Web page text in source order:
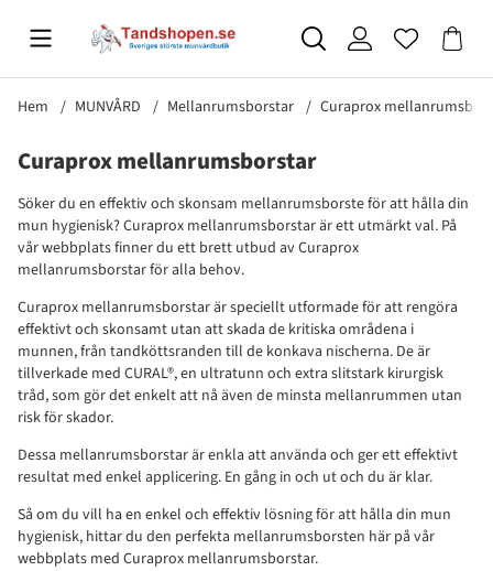
Hem MUNVÅRD Mellanrumsborstar Curaprox
Curaprox mellanrumsborstar
Söker du en effektiv och skonsam mellanrumsborste för att hålla din
mun hygienisk? Curaprox mellanrumsborstar är ett utmärkt val. På
vår webbplats finner du ett brett utbud av Curaprox
mellanrumsborstar för alla behov.
Curaprox mellanrumsborstar är speciellt utformade för att rengöra
effektivt och skonsamt utan att skada de kritiska områdena i
munnen, från tandköttsranden till de konkava nischerna. De är
tillverkade med CURAL®, en ultratunn och extra slitstark kirurgisk
tråd, som gör det enkelt att nå även de minsta mellanrummen utan
risk för skador.
Dessa mellanrumsborstar är enkla att använda och ger ett effektivt
resultat med enkel applicering. En gång in och ut och du är klar.
Så om du vill ha en enkel och effektiv lösning för att hålla din mun
hygienisk, hittar du den perfekta mellanrumsborsten här på vår
webbplats med Curaprox mellanrumsborstar.